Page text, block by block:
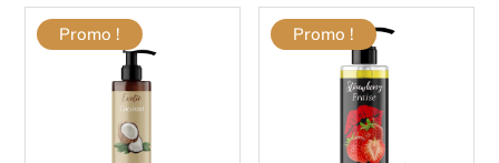
Promo ! Promo !